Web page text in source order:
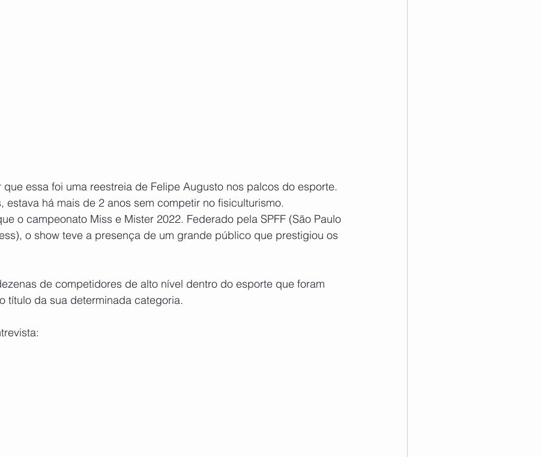
essa foi uma reestreia de Felipe Augusto nos palcos do esporte.
estava há mais de 2 anos sem competir no fisiculturismo.
o campeonato Miss e Mister 2022. Federado pela SPFF (São Paulo
o show teve a presença de um grande público que prestigiou os
de competidores de alto nível dentro do esporte que foram
título da sua determinada categoria.